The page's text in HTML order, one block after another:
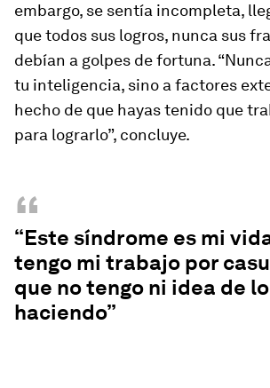
embargo, se sentía incompleta,
que todos sus logros, nunca sus
debían a golpes de fortuna.
tu inteligencia, sino a factores
hecho de que hayas tenido que
para lograrlo”, concluye.
“
“Este síndrome es mi
tengo mi trabajo por
que no tengo ni idea de
haciendo”